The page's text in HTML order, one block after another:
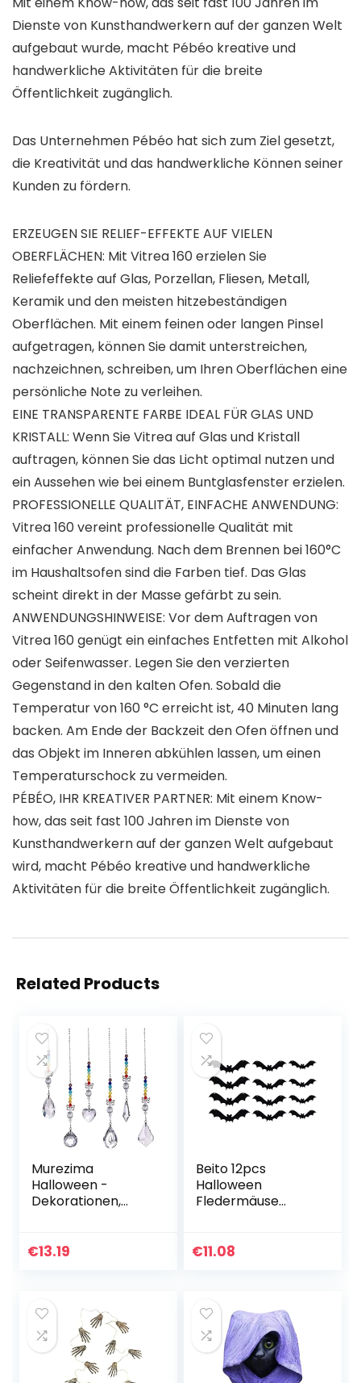
Dienste von Kunsthandwerkern auf der ganzen Welt
aufgebaut wurde, macht Pébéo kreative und
handwerkliche Aktivitäten für die breite
Öffentlichkeit zugänglich.
Das Unternehmen Pébéo hat sich zum Ziel gesetzt,
die Kreativität und das handwerkliche Können seiner
Kunden zu fördern.
ERZEUGEN SIE RELIEF-EFFEKTE AUF VIELEN
OBERFLÄCHEN: Mit Vitrea 160 erzielen Sie
Reliefeffekte auf Glas, Porzellan, Fliesen, Metall,
Keramik und den meisten hitzebeständigen
Oberflächen. Mit einem feinen oder langen Pinsel
aufgetragen, können Sie damit unterstreichen,
nachzeichnen, schreiben, um Ihren Oberflächen eine
persönliche Note zu verleihen.
EINE TRANSPARENTE FARBE IDEAL FÜR GLAS UND
KRISTALL: Wenn Sie Vitrea auf Glas und Kristall
auftragen, können Sie das Licht optimal nutzen und
ein Aussehen wie bei einem Buntglasfenster erzielen.
PROFESSIONELLE QUALITÄT, EINFACHE ANWENDUNG:
Vitrea 160 vereint professionelle Qualität mit
einfacher Anwendung. Nach dem Brennen bei 160°C
im Haushaltsofen sind die Farben tief. Das Glas
scheint direkt in der Masse gefärbt zu sein.
ANWENDUNGSHINWEISE: Vor dem Auftragen von
Vitrea 160 genügt ein einfaches Entfetten mit Alkohol
oder Seifenwasser. Legen Sie den verzierten
Gegenstand in den kalten Ofen. Sobald die
Temperatur von 160 °C erreicht ist, 40 Minuten lang
backen. Am Ende der Backzeit den Ofen öffnen und
das Objekt im Inneren abkühlen lassen, um einen
Temperaturschock zu vermeiden.
PÉBÉO, IHR KREATIVER PARTNER: Mit einem Know-
how, das seit fast 100 Jahren im Dienste von
Kunsthandwerkern auf der ganzen Welt aufgebaut
wird, macht Pébéo kreative und handwerkliche
Aktivitäten für die breite Öffentlichkeit zugänglich.
Related Products
Murezima
Halloween -
Dekorationen,
Suncatchers
€13.19
Beito 12pcs
Halloween
Fledermäuse
Schwarze
€11.08